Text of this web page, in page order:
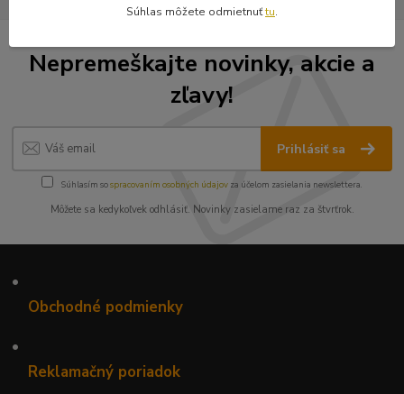
Nepremeškajte novinky, akcie a
zľavy!
Prihlásiť sa
Súhlasím sospracovaním osobných údajov za účelom zasielania newslettera.
Môžete sa kedykoľvek odhlásiť. Novinky zasielame raz za štvrťrok.
•
Obchodné podmienky
•
Reklamačný poriadok
Súhlas môžete odmietnuťtu.